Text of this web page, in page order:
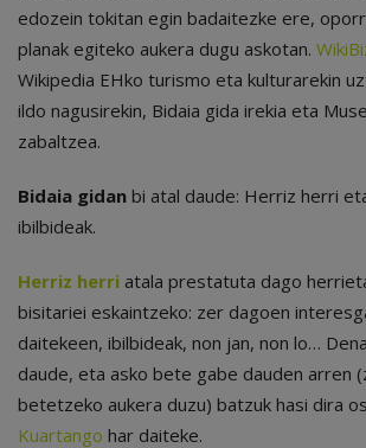
edozein tokitan egin badaitezke ere,
planak egiteko aukera dugu askotan.
Wikipedia EHko turismo eta kulturarekin
ildo nagusirekin, Bidaia gida irekia eta
zabaltzea.
Bidaia gidan bi atal daude: Herriz herri
ibilbideak.
Herriz herri atala prestatuta dago
bisitariei eskaintzeko: zer dagoen
daitekeen, ibilbideak, non jan, non lo…
daude, eta asko bete gabe dauden arren
betetzeko aukera duzu) batzuk hasi dira
Kuartango har daiteke.